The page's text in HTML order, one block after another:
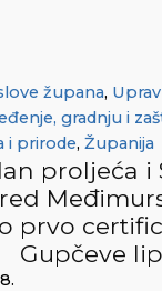
župana,
gradnju i
i prirode, Županija
proljeća i
prvo
Gupčeve